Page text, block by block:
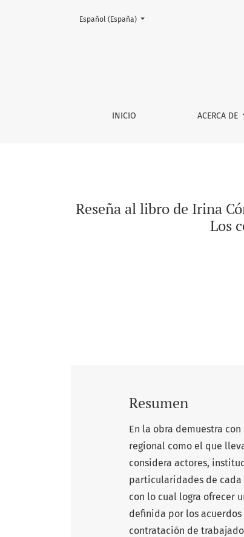
Reseña al libro de Irina Córdoba
INICIO ACERCA DE
Cambiar el idioma. El actual es:
Español (España)
Reseña al libro de Irina
Los
Resumen
En la obra demuestra
regional como el que
considera actores,
particularidades de cada
con lo cual logra ofrecer
definida por los
contratación de